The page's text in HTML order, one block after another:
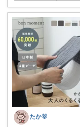
たか🐰